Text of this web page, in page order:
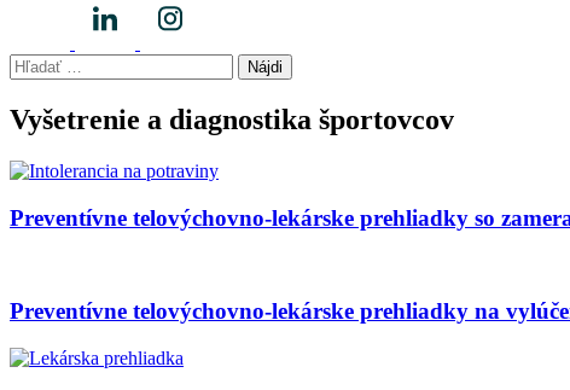
Hľadať:
Vyšetrenie a diagnostika športovcov
Preventívne telovýchovno-lekárske prehliadky so
Preventívne telovýchovno-lekárske prehliadky na